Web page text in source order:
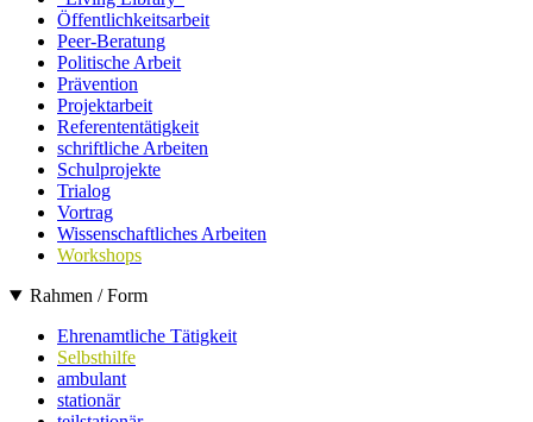
Öffentlichkeitsarbeit
Peer-Beratung
Politische Arbeit
Prävention
Projektarbeit
Referententätigkeit
schriftliche Arbeiten
Schulprojekte
Trialog
Vortrag
Wissenschaftliches Arbeiten
Workshops
Rahmen / Form
Ehrenamtliche Tätigkeit
Selbsthilfe
ambulant
stationär